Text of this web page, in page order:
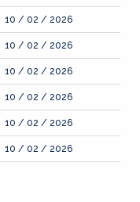
10 / 02 / 2026
10 / 02 / 2026
10 / 02 / 2026
10 / 02 / 2026
10 / 02 / 2026
10 / 02 / 2026